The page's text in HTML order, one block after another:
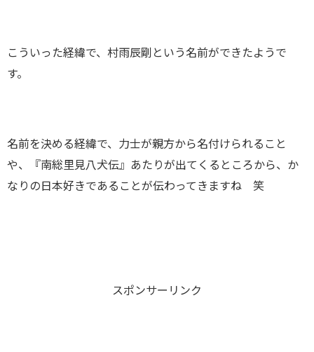
こういった経緯で、村雨辰剛という名前ができたようで
す。
名前を決める経緯で、力士が親方から名付けられること
や、『南総里見八犬伝』あたりが出てくるところから、か
なりの日本好きであることが伝わってきますね 笑
スポンサーリンク